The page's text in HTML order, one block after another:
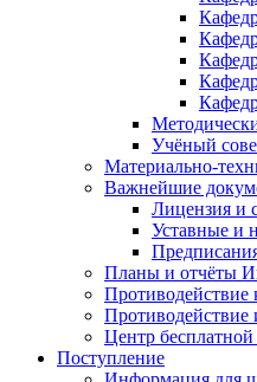
Учёный
Материально-
Важнейшие
Лицензия и
Уставные и
Планы и отчёты
Противодействие
Противодействие
Центр
Поступление